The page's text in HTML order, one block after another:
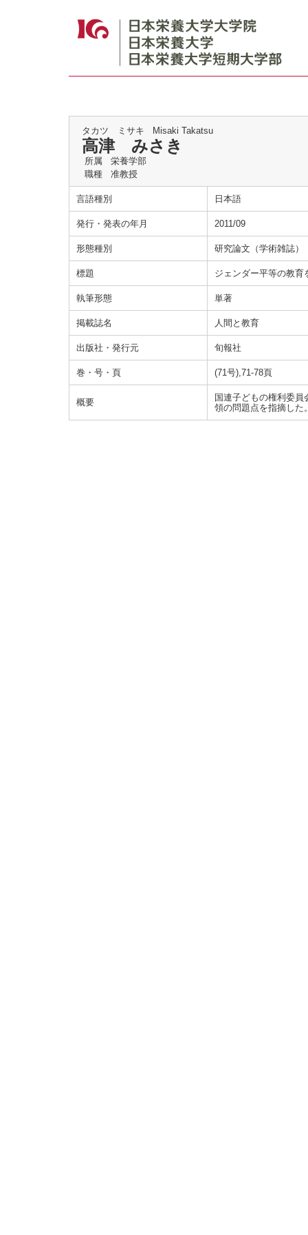
タカツ ミサキ Misaki Takatsu
高津 みさき
所属
栄養学部
職種
准教授
言語種別 日本語
発行・発表の年月 2011/09
形態種別 研究論文（学術雑誌）
標題 ジェンダー平等の教育
執筆形態 単著
掲載誌名 人間と教育
出版社・発行元 旬報社
巻・号・頁 (71号),71-78頁
概要
国連子どもの権利委
領の問題点を指摘した